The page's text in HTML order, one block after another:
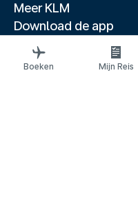
Meer KLM
Download de app
Gerelateerde websites
Reisgidsen
Boeken Mijn Reis